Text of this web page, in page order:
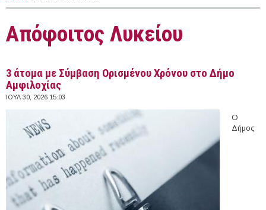
Απόφοιτος Λυκείου
3 άτομα με Σύμβαση Ορισμένου Χρόνου στο Δήμο
Αμφιλοχίας
ΙΟΥΛ 30, 2026 15:03
Ο
Δήμος